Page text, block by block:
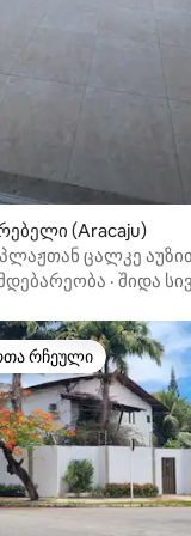
5‑დან 5, 46
(Aracaju)
ცალკე
· შიდა
რჩეული
რჩეული